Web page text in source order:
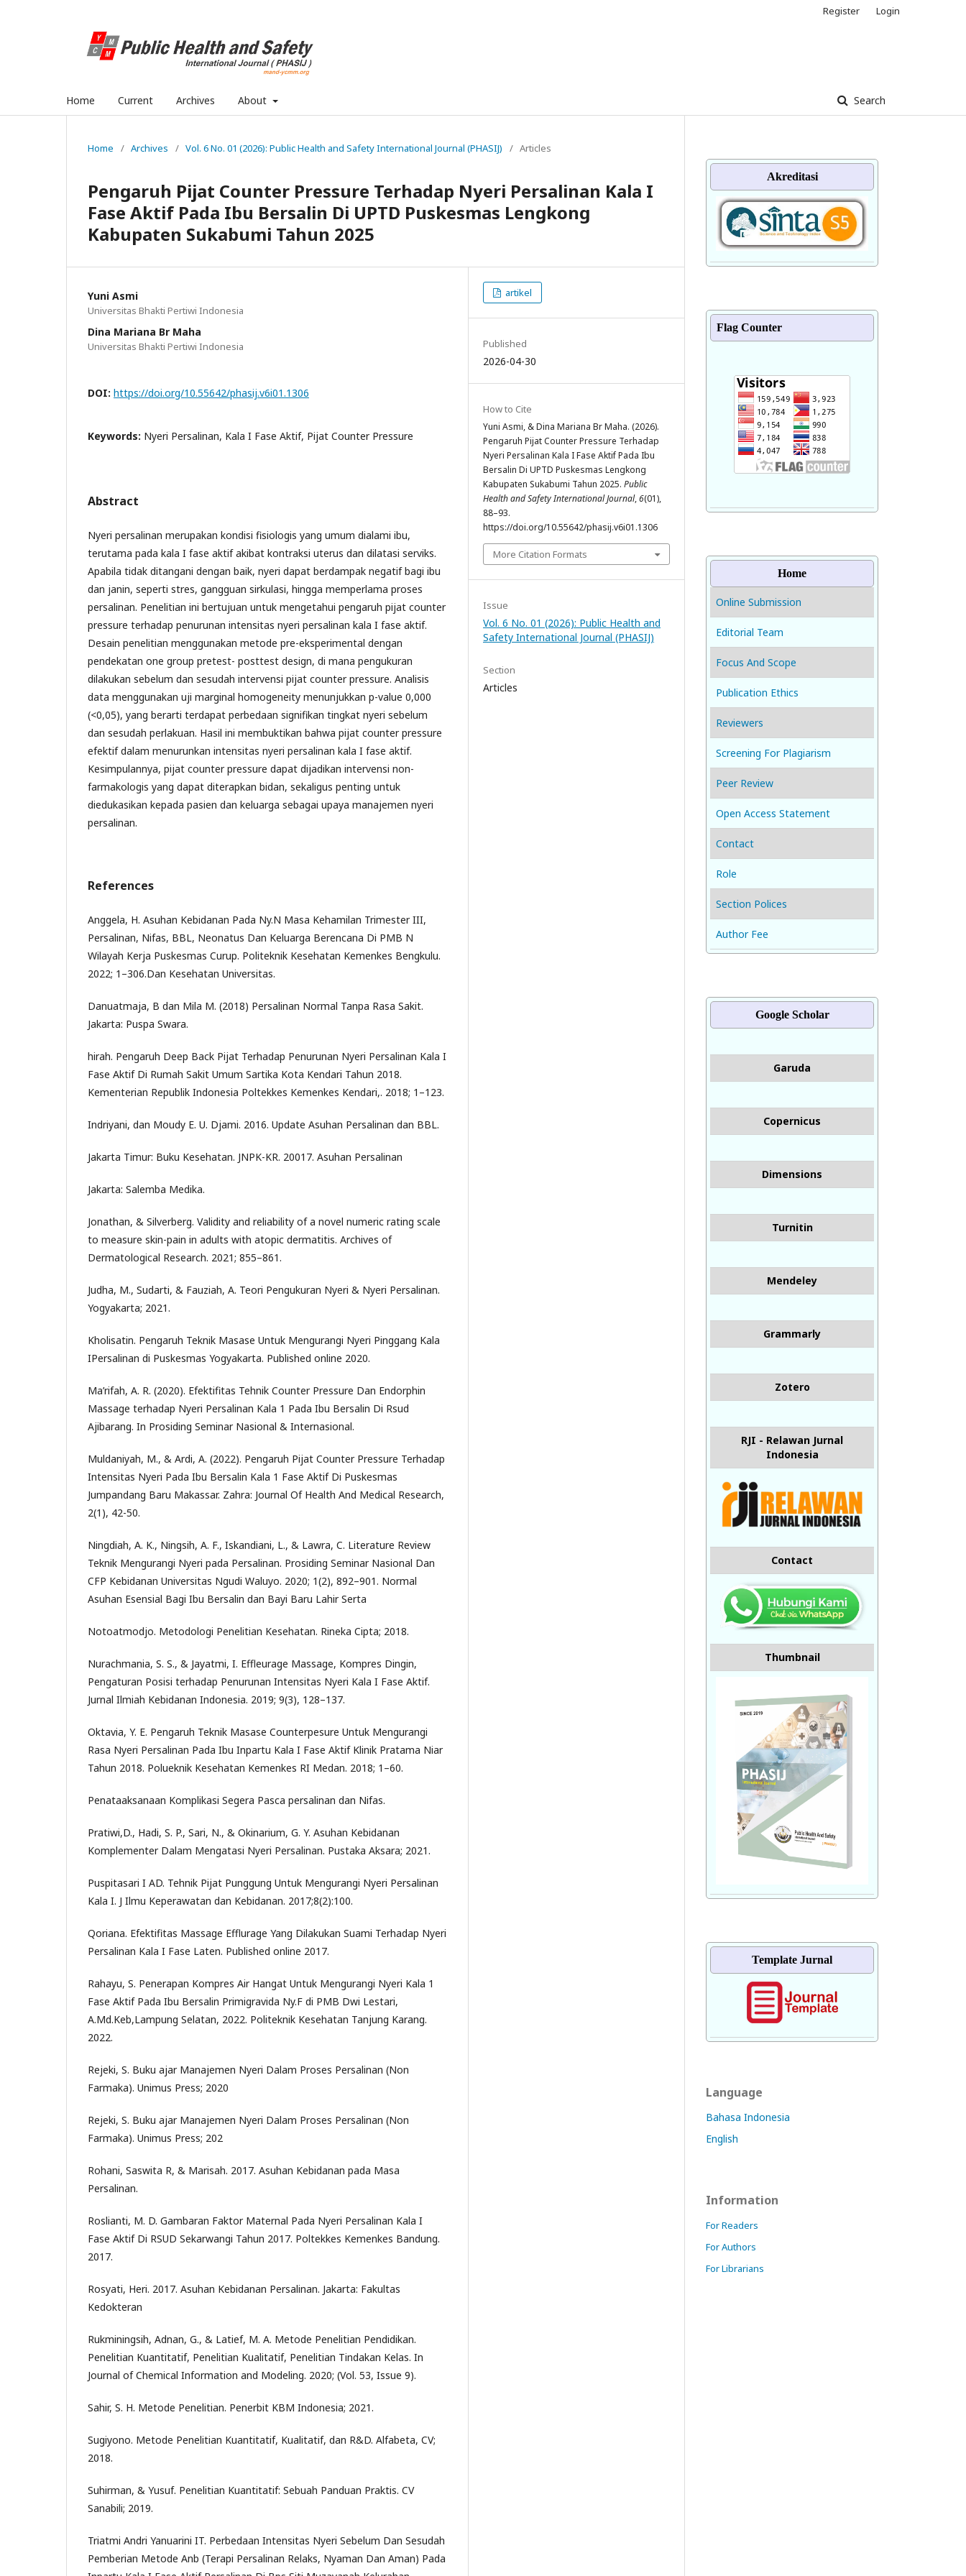
Home Current Archives About Search
Register Login
Home / Archives / Vol. 6 No. 01 (2026): Public Health and Safety International Journal (PHASIJ) / Articles
Pengaruh Pijat Counter Pressure Terhadap Nyeri Persalinan Kala I
Fase Aktif Pada Ibu Bersalin Di UPTD Puskesmas Lengkong
Kabupaten Sukabumi Tahun 2025
Yuni Asmi
Universitas Bhakti Pertiwi Indonesia
Dina Mariana Br Maha
Universitas Bhakti Pertiwi Indonesia
DOI: https://doi.org/10.55642/phasij.v6i01.1306
Keywords: Nyeri Persalinan, Kala I Fase Aktif, Pijat Counter Pressure
Abstract
Nyeri persalinan merupakan kondisi fisiologis yang umum dialami ibu,
terutama pada kala I fase aktif akibat kontraksi uterus dan dilatasi serviks.
Apabila tidak ditangani dengan baik, nyeri dapat berdampak negatif bagi ibu
dan janin, seperti stres, gangguan sirkulasi, hingga memperlama proses
persalinan. Penelitian ini bertujuan untuk mengetahui pengaruh pijat counter
pressure terhadap penurunan intensitas nyeri persalinan kala I fase aktif.
Desain penelitian menggunakan metode pre-eksperimental dengan
pendekatan one group pretest- posttest design, di mana pengukuran
dilakukan sebelum dan sesudah intervensi pijat counter pressure. Analisis
data menggunakan uji marginal homogeneity menunjukkan p-value 0,000
(<0,05), yang berarti terdapat perbedaan signifikan tingkat nyeri sebelum
dan sesudah perlakuan. Hasil ini membuktikan bahwa pijat counter pressure
efektif dalam menurunkan intensitas nyeri persalinan kala I fase aktif.
Kesimpulannya, pijat counter pressure dapat dijadikan intervensi non-
farmakologis yang dapat diterapkan bidan, sekaligus penting untuk
diedukasikan kepada pasien dan keluarga sebagai upaya manajemen nyeri
persalinan.
References
Anggela, H. Asuhan Kebidanan Pada Ny.N Masa Kehamilan Trimester III,
Persalinan, Nifas, BBL, Neonatus Dan Keluarga Berencana Di PMB N
Wilayah Kerja Puskesmas Curup. Politeknik Kesehatan Kemenkes Bengkulu.
2022; 1–306.Dan Kesehatan Universitas.
Danuatmaja, B dan Mila M. (2018) Persalinan Normal Tanpa Rasa Sakit.
Jakarta: Puspa Swara.
hirah. Pengaruh Deep Back Pijat Terhadap Penurunan Nyeri Persalinan Kala I
Fase Aktif Di Rumah Sakit Umum Sartika Kota Kendari Tahun 2018.
Kementerian Republik Indonesia Poltekkes Kemenkes Kendari,. 2018; 1–123.
Indriyani, dan Moudy E. U. Djami. 2016. Update Asuhan Persalinan dan BBL.
Jakarta Timur: Buku Kesehatan. JNPK-KR. 20017. Asuhan Persalinan
Jakarta: Salemba Medika.
Jonathan, & Silverberg. Validity and reliability of a novel numeric rating scale
to measure skin-pain in adults with atopic dermatitis. Archives of
Dermatological Research. 2021; 855–861.
Judha, M., Sudarti, & Fauziah, A. Teori Pengukuran Nyeri & Nyeri Persalinan.
Yogyakarta; 2021.
Kholisatin. Pengaruh Teknik Masase Untuk Mengurangi Nyeri Pinggang Kala
IPersalinan di Puskesmas Yogyakarta. Published online 2020.
Ma’rifah, A. R. (2020). Efektifitas Tehnik Counter Pressure Dan Endorphin
Massage terhadap Nyeri Persalinan Kala 1 Pada Ibu Bersalin Di Rsud
Ajibarang. In Prosiding Seminar Nasional & Internasional.
Muldaniyah, M., & Ardi, A. (2022). Pengaruh Pijat Counter Pressure Terhadap
Intensitas Nyeri Pada Ibu Bersalin Kala 1 Fase Aktif Di Puskesmas
Jumpandang Baru Makassar. Zahra: Journal Of Health And Medical Research,
2(1), 42-50.
Ningdiah, A. K., Ningsih, A. F., Iskandiani, L., & Lawra, C. Literature Review
Teknik Mengurangi Nyeri pada Persalinan. Prosiding Seminar Nasional Dan
CFP Kebidanan Universitas Ngudi Waluyo. 2020; 1(2), 892–901. Normal
Asuhan Esensial Bagi Ibu Bersalin dan Bayi Baru Lahir Serta
Notoatmodjo. Metodologi Penelitian Kesehatan. Rineka Cipta; 2018.
Nurachmania, S. S., & Jayatmi, I. Effleurage Massage, Kompres Dingin,
Pengaturan Posisi terhadap Penurunan Intensitas Nyeri Kala I Fase Aktif.
Jurnal Ilmiah Kebidanan Indonesia. 2019; 9(3), 128–137.
Oktavia, Y. E. Pengaruh Teknik Masase Counterpesure Untuk Mengurangi
Rasa Nyeri Persalinan Pada Ibu Inpartu Kala I Fase Aktif Klinik Pratama Niar
Tahun 2018. Polueknik Kesehatan Kemenkes RI Medan. 2018; 1–60.
Penataaksanaan Komplikasi Segera Pasca persalinan dan Nifas.
Pratiwi,D., Hadi, S. P., Sari, N., & Okinarium, G. Y. Asuhan Kebidanan
Komplementer Dalam Mengatasi Nyeri Persalinan. Pustaka Aksara; 2021.
Puspitasari I AD. Tehnik Pijat Punggung Untuk Mengurangi Nyeri Persalinan
Kala I. J Ilmu Keperawatan dan Kebidanan. 2017;8(2):100.
Qoriana. Efektifitas Massage Efflurage Yang Dilakukan Suami Terhadap Nyeri
Persalinan Kala I Fase Laten. Published online 2017.
Rahayu, S. Penerapan Kompres Air Hangat Untuk Mengurangi Nyeri Kala 1
Fase Aktif Pada Ibu Bersalin Primigravida Ny.F di PMB Dwi Lestari,
A.Md.Keb,Lampung Selatan, 2022. Politeknik Kesehatan Tanjung Karang.
2022.
Rejeki, S. Buku ajar Manajemen Nyeri Dalam Proses Persalinan (Non
Farmaka). Unimus Press; 2020
Rejeki, S. Buku ajar Manajemen Nyeri Dalam Proses Persalinan (Non
Farmaka). Unimus Press; 202
Rohani, Saswita R, & Marisah. 2017. Asuhan Kebidanan pada Masa
Persalinan.
Roslianti, M. D. Gambaran Faktor Maternal Pada Nyeri Persalinan Kala I
Fase Aktif Di RSUD Sekarwangi Tahun 2017. Poltekkes Kemenkes Bandung.
2017.
Rosyati, Heri. 2017. Asuhan Kebidanan Persalinan. Jakarta: Fakultas
Kedokteran
Rukminingsih, Adnan, G., & Latief, M. A. Metode Penelitian Pendidikan.
Penelitian Kuantitatif, Penelitian Kualitatif, Penelitian Tindakan Kelas. In
Journal of Chemical Information and Modeling. 2020; (Vol. 53, Issue 9).
Sahir, S. H. Metode Penelitian. Penerbit KBM Indonesia; 2021.
Sugiyono. Metode Penelitian Kuantitatif, Kualitatif, dan R&D. Alfabeta, CV;
2018.
Suhirman, & Yusuf. Penelitian Kuantitatif: Sebuah Panduan Praktis. CV
Sanabili; 2019.
Triatmi Andri Yanuarini IT. Perbedaan Intensitas Nyeri Sebelum Dan Sesudah
Pemberian Metode Anb (Terapi Persalinan Relaks, Nyaman Dan Aman) Pada
artikel
Published
2026-04-30
How to Cite
Yuni Asmi, & Dina Mariana Br Maha. (2026).
Pengaruh Pijat Counter Pressure Terhadap
Nyeri Persalinan Kala I Fase Aktif Pada Ibu
Bersalin Di UPTD Puskesmas Lengkong
Kabupaten Sukabumi Tahun 2025. Public
Health and Safety International Journal,6(01),
88–93.
https://doi.org/10.55642/phasij.v6i01.1306
More Citation Formats
Issue
Vol. 6 No. 01 (2026): Public Health and
Safety International Journal (PHASIJ)
Section
Articles
Akreditasi
Flag Counter
Home
Online Submission
Editorial Team
Focus And Scope
Publication Ethics
Reviewers
Screening For Plagiarism
Peer Review
Open Access Statement
Contact
Role
Section Polices
Author Fee
Google Scholar
Garuda
Copernicus
Dimensions
Turnitin
Mendeley
Grammarly
Zotero
RJI - Relawan Jurnal
Indonesia
Contact
Thumbnail
Template Jurnal
Language
Bahasa Indonesia
English
Information
For Readers
For Authors
For Librarians